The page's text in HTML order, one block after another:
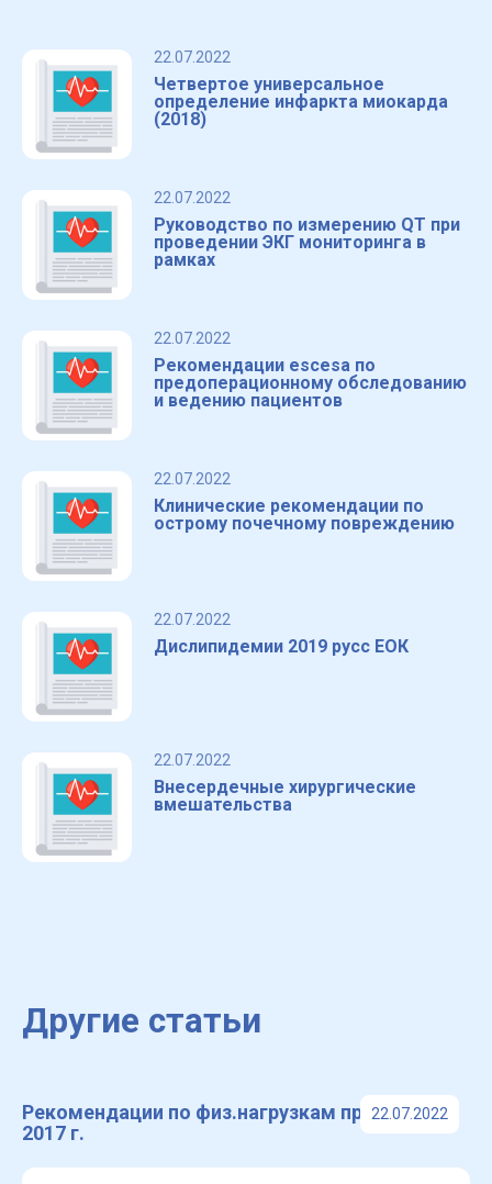
22.07.2022
Четвертое универсальное
определение инфаркта миокарда
(2018)
22.07.2022
Руководство по измерению QT при
проведении ЭКГ мониторинга в
рамках
22.07.2022
Рекомендации escesa по
предоперационному обследованию
и ведению пациентов
22.07.2022
Клинические рекомендации по
острому почечному повреждению
22.07.2022
Дислипидемии 2019 русс ЕОК
22.07.2022
Внесердечные хирургические
вмешательства
Другие статьи
22.07.2022
Рекомендации по физ.нагрузкам при ХСН,
2017 г.